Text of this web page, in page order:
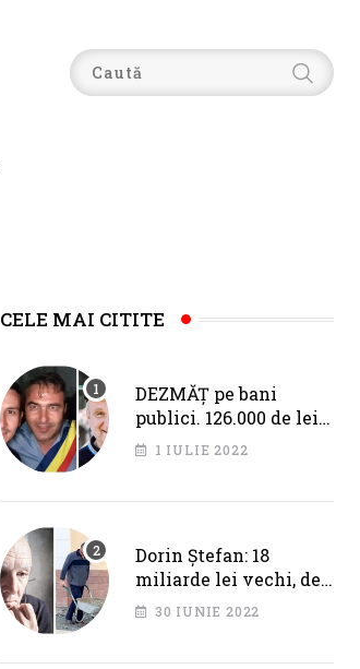
CELE MAI CITITE
DEZMĂȚ pe bani
publici. 126.000 de lei
pentru Fîciu și Băloi,
1 IULIE 2022
Dorin Ștefan: 18
miliarde lei vechi, de
la Primăria Târgu Jiu.
30 IUNIE 2022